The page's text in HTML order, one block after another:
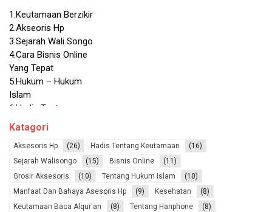
2.Akseoris Hp
3.Sejarah Wali Songo
4.Cara Bisnis Online
Yang Tepat
5.Hukum – Hukum
Islam
6.Hadis Tentang
7.Keunggulan
8.Arti Mimpi
9.Tentang Ngeblog
10.Aksesoris Hp Yang
Lagi Tren
11.Cerita Nabi Dan
Katagori
Aksesoris Hp (26) Hadis Tentang Keutamaan
(16)
Sejarah Walisongo
(15) Bisnis Online
(11)
Grosir Aksesoris
(10) Tentang Hukum Islam
(10)
Manfaat Dan Bahaya Asesoris Hp
(9) Kesehatan
(8)
Keutamaan Baca Alqur'an
(8) Tentang Hanphone
(8)